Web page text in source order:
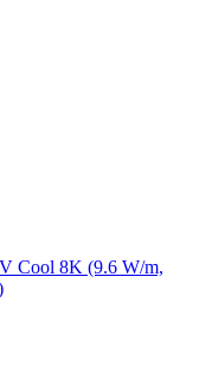
Cool 8K (9.6 W/m,